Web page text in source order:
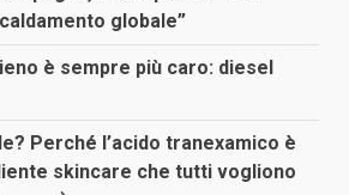
globale”
è sempre più caro: diesel
Perché l’acido tranexamico è
skincare che tutti vogliono